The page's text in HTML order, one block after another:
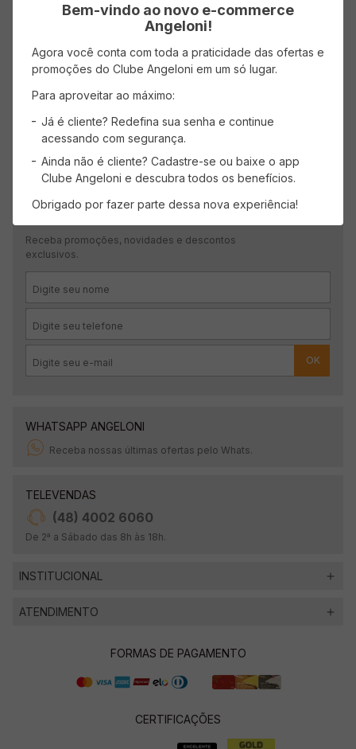
Nenhuma avaliação
CADASTRE-SE
Receba promoções, novidades e descontos
exclusivos.
OK
WHATSAPP ANGELONI
Receba nossas últimas ofertas pelo Whats.
TELEVENDAS
(48) 4002 6060
De 2ª a Sábado das 8h às 18h.
INSTITUCIONAL
ATENDIMENTO
FORMAS DE PAGAMENTO
CERTIFICAÇÕES
Bem-vindo ao novo e-commerce
Angeloni!
Agora você conta com toda a praticidade das ofertas e
promoções do Clube Angeloni em um só lugar.
Para aproveitar ao máximo:
Já é cliente? Redefina sua senha e continue
acessando com segurança.
Ainda não é cliente? Cadastre-se ou baixe o app
Clube Angeloni e descubra todos os benefícios.
Obrigado por fazer parte dessa nova experiência!